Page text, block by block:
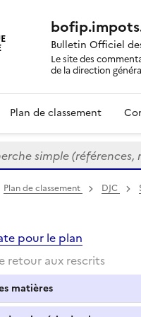
Bulletin Officiel
Le site des
de la direction
Plan de classement
simple (références,
Plan de classement DJC
pour le plan
retour aux rescrits
matières